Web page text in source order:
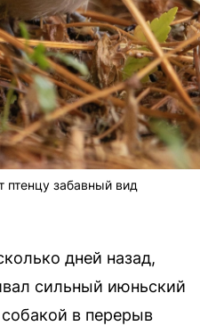
забавный вид
дней назад,
сильный июньский
в перерыв